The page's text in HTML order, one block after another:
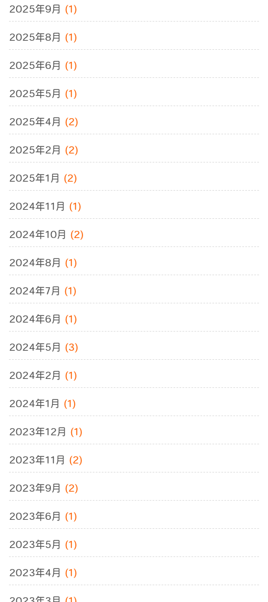
2025年9月 (1)
2025年8月 (1)
2025年6月 (1)
2025年5月 (1)
2025年4月 (2)
2025年2月 (2)
2025年1月 (2)
2024年11月 (1)
2024年10月 (2)
2024年8月 (1)
2024年7月 (1)
2024年6月 (1)
2024年5月 (3)
2024年2月 (1)
2024年1月 (1)
2023年12月 (1)
2023年11月 (2)
2023年9月 (2)
2023年6月 (1)
2023年5月 (1)
2023年4月 (1)